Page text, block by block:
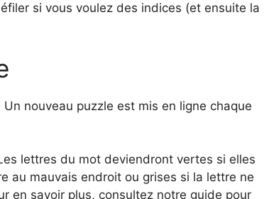
si vous voulez des indices (et ensuite la
nouveau puzzle est mis en ligne chaque
lettres du mot deviendront vertes si elles
au mauvais endroit ou grises si la lettre ne
en savoir plus, consultez notre guide pour